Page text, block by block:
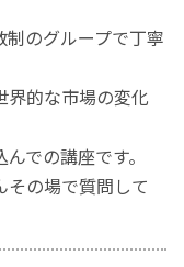
のグループで丁寧
界的な市場の変化
での講座です。
の場で質問して